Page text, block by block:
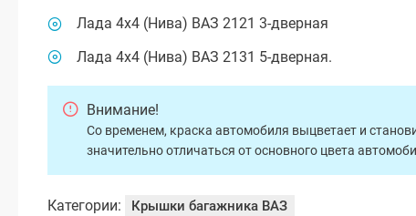
Лада 4х4 (Нива) ВАЗ 2121 3-дверная
Лада 4х4 (Нива) ВАЗ 2131 5-дверная.
Внимание!
Со временем, краска автомобиля выцветает и
значительно отличаться от основного цвета
Категории: Крышки багажника ВАЗ